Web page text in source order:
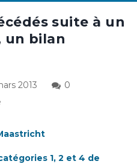
suite à un
un bilan
2013
0
1, 2 et 4 de